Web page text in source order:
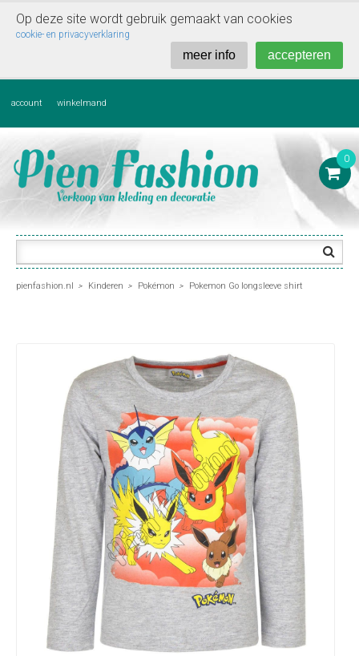
Op deze site wordt gebruik gemaakt van cookies
cookie- en privacyverklaring
accepteren
meer info
account winkelmand

0
pienfashion.nl > Kinderen > Pokémon > Pokemon Go longsleeve shirt